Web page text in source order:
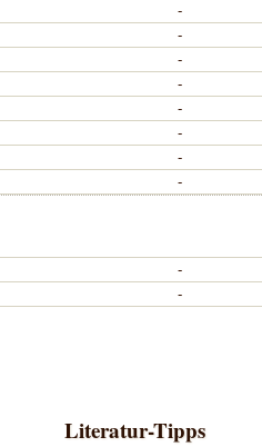
-
-
-
-
-
-
-
-
-
-
Literatur-Tipps